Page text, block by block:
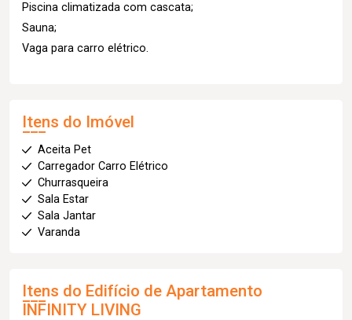
Piscina climatizada com cascata;
Sauna;
Vaga para carro elétrico.
Itens do Imóvel
Aceita Pet
Carregador Carro Elétrico
Churrasqueira
Sala Estar
Sala Jantar
Varanda
Itens do Edifício de Apartamento
INFINITY LIVING